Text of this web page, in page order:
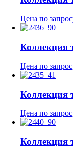
Цена по
Коллекция
Цена по
Коллекция
Цена по
Коллекция